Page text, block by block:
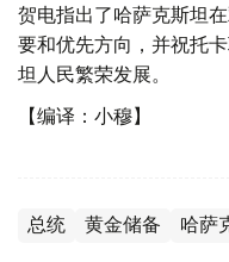
贺电指出了哈萨克斯坦
要和优先方向，并祝托
坦人民繁荣发展。
【编译：小穆】
总统 黄金储备 哈萨